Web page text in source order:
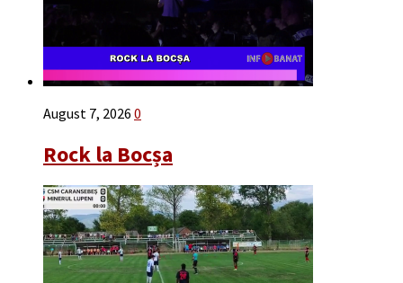
August 7, 2026 0
Rock la Bocșa